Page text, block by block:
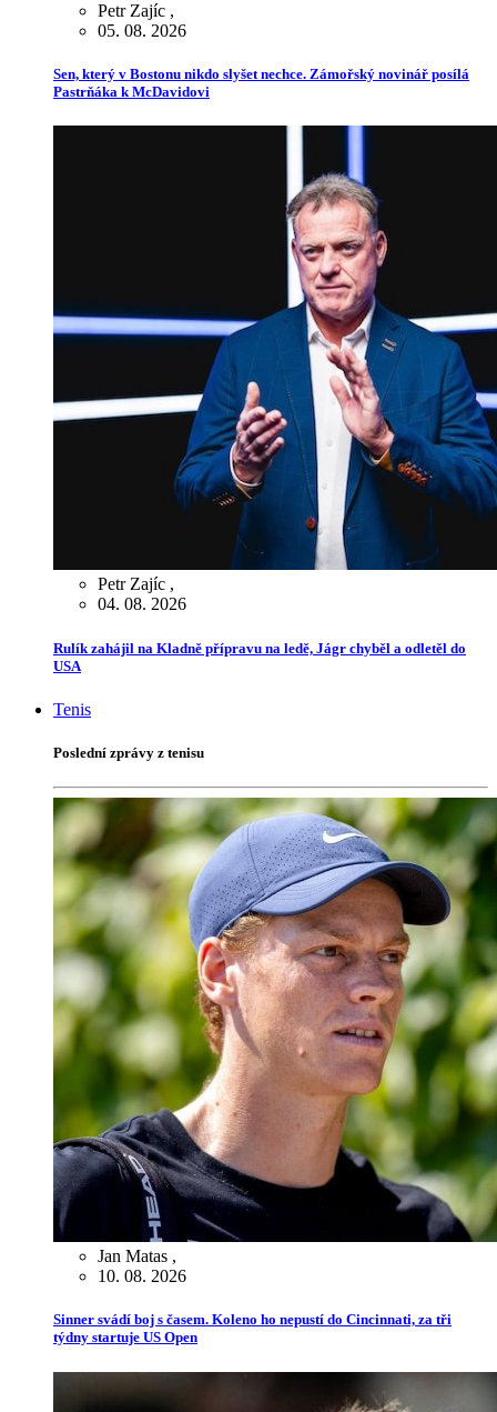
Petr Zajíc ,
05. 08. 2026
Sen, který v Bostonu nikdo slyšet nechce. Zámořský novinář posílá
Pastrňáka k McDavidovi
Petr Zajíc ,
04. 08. 2026
Rulík zahájil na Kladně přípravu na ledě, Jágr chyběl a odletěl do
USA
Tenis
Poslední zprávy z tenisu
Jan Matas ,
10. 08. 2026
Sinner svádí boj s časem. Koleno ho nepustí do Cincinnati, za tři
týdny startuje US Open